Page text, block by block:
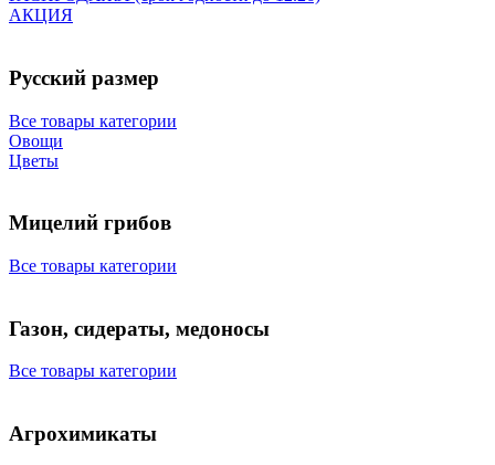
АКЦИЯ
Русский размер
Все товары категории
Овощи
Цветы
Мицелий грибов
Все товары категории
Газон, сидераты, медоносы
Все товары категории
Агрохимикаты